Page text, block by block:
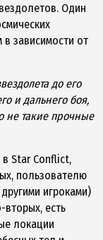
Один
зависимости от
до его
и дальнего боя,
не такие прочные
Star Conflict,
пользователю
игроками)
вторых, есть
локации